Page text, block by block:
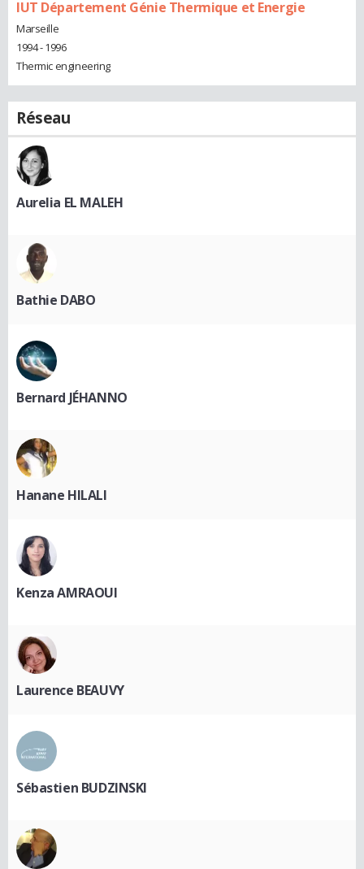
IUT Département Génie Thermique et Energie
Marseille
1994 - 1996
Thermic engineering
Réseau
Aurelia EL MALEH
Bathie DABO
Bernard JÉHANNO
Hanane HILALI
Kenza AMRAOUI
Laurence BEAUVY
Sébastien BUDZINSKI